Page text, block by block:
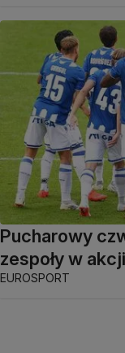
Pucharowy
zespoły w
EUROSPORT